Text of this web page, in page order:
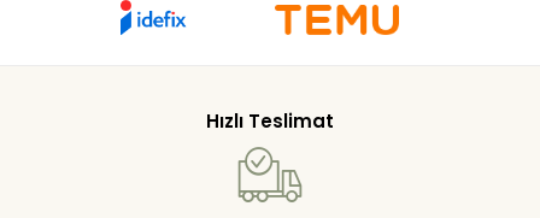
Hızlı Teslimat